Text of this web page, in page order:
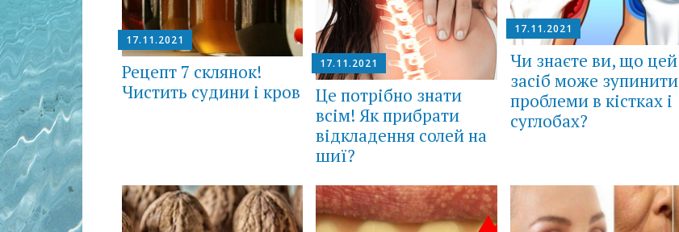
17.11.2021
Рецепт 7 склянок!
Чистить судини і кров
17.11.2021
Це потрібно знати
всім! Як прибрати
відкладення солей на
шиї?
17.11.2021
Чи знаєте ви, що цей
засіб може зупинити
проблеми в кістках і
суглобах?